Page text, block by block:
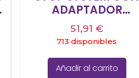
ADAPTADOR
ESTUCHE DE 3 PIEZAS
51,91 €
713 disponibles
Añadir al carrito